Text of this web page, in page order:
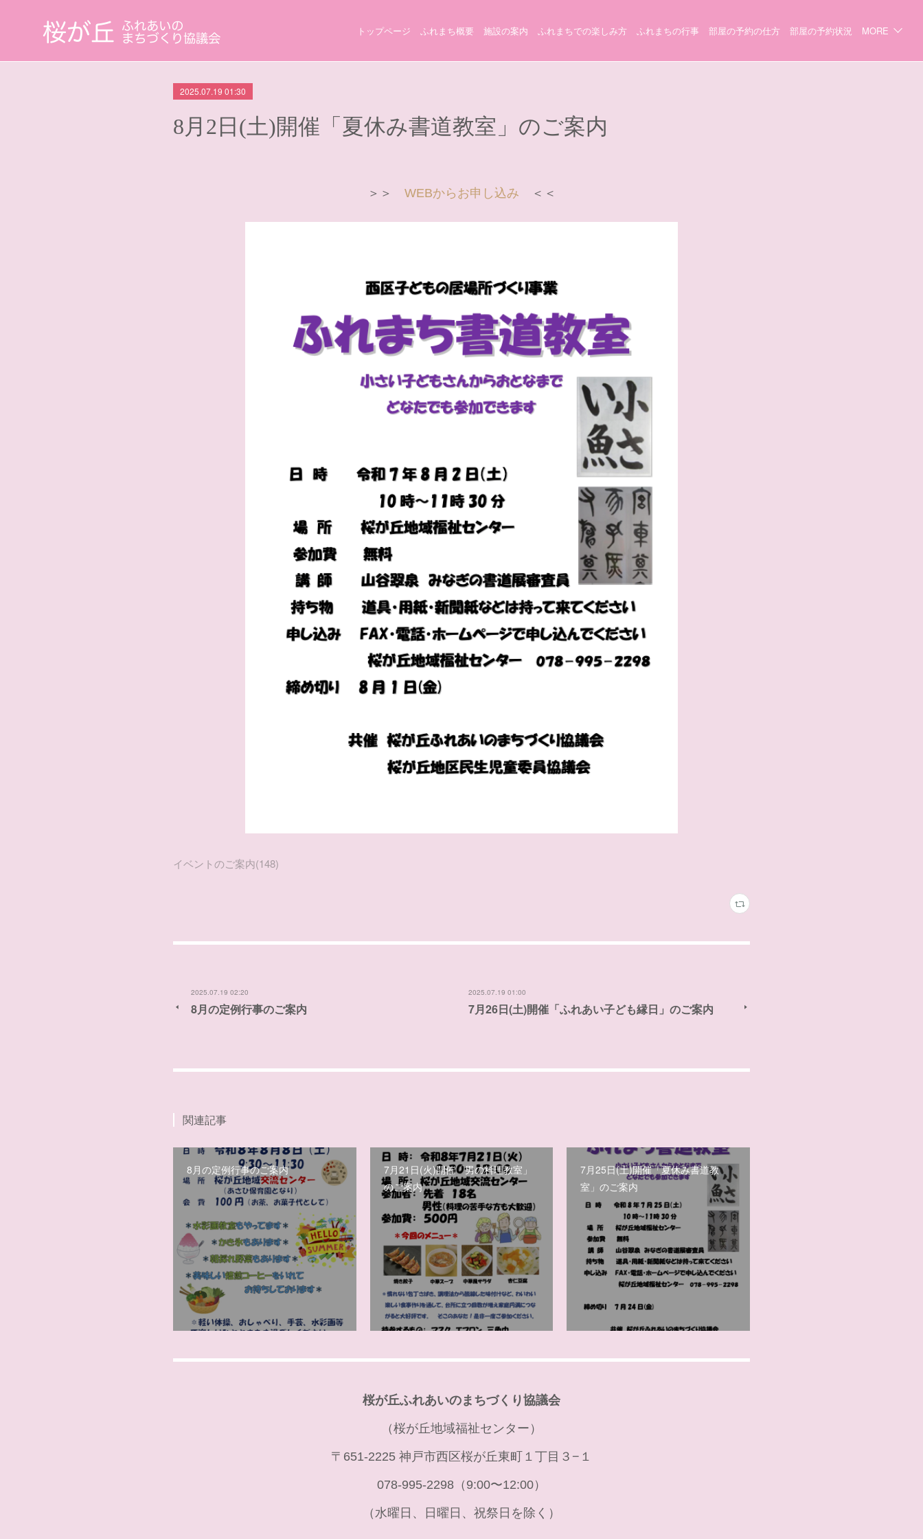
トップページ ふれまち概要 施設の案内 ふれまちでの楽しみ方 ふれまちの行事 部屋の予約の仕方 部屋の予約状況 MORE
2025.07.19 01:30
8月2日(土)開催「夏休み書道教室」のご案内
＞＞ WEBからお申し込み ＜＜
イベントのご案内(148)
2025.07.19 02:20
8月の定例行事のご案内
2025.07.19 01:00
7月26日(土)開催「ふれあい子ども縁日」のご案内
関連記事
8月の定例行事のご案内
7月21日(火)開催「男の料理教室」
のご案内
7月25日(土)開催「夏休み書道教
室」のご案内
桜が丘ふれあいのまちづくり協議会
（桜が丘地域福祉センター）
〒651-2225 神戸市西区桜が丘東町１丁目３−１
078-995-2298（9:00〜12:00）
（水曜日、日曜日、祝祭日を除く）